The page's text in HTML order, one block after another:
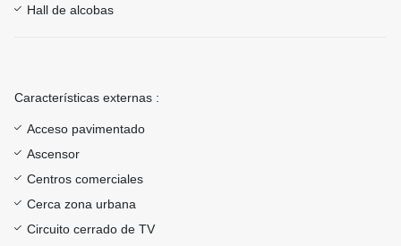
Hall de alcobas
Características externas :
Acceso pavimentado
Ascensor
Centros comerciales
Cerca zona urbana
Circuito cerrado de TV